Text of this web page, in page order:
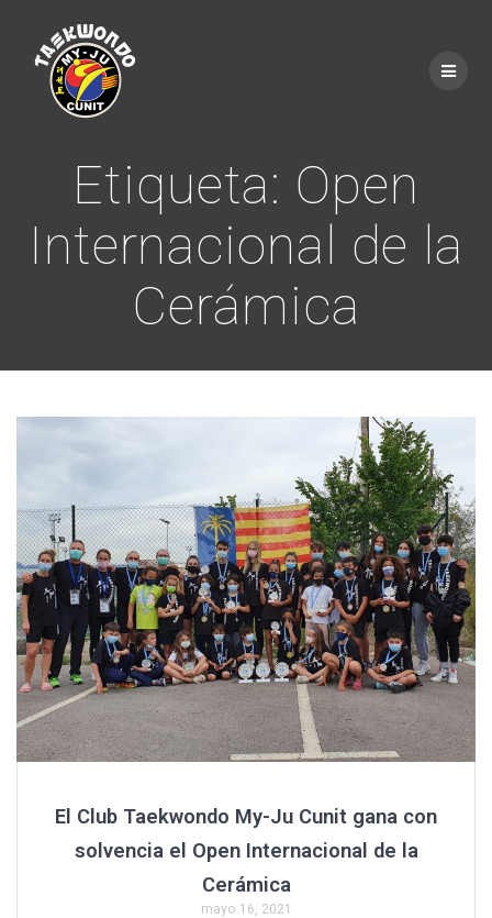
Etiqueta: Open
Internacional de la
Cerámica
El Club Taekwondo My-Ju Cunit gana con
solvencia el Open Internacional de la
Cerámica
mayo 16, 2021